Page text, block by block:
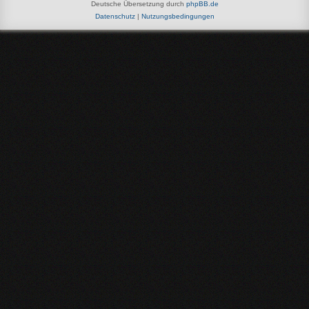
Deutsche Übersetzung durch phpBB.de
Datenschutz| Nutzungsbedingungen